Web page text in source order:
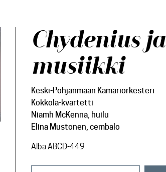
Chydenius ja
musiikki
Keski-Pohjanmaan Kamariorkesteri
Kokkola-kvartetti
Niamh McKenna, huilu
Elina Mustonen, cembalo
Alba ABCD-449